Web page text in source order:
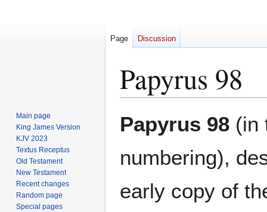
Papyrus 98
toto
Papyrus 98 (in
numbering),
early copy of
Page Discussion
Main page
King James Version
KJV 2023
Textus Receptus
Old Testament
New Testament
Recent changes
Random page
Special pages